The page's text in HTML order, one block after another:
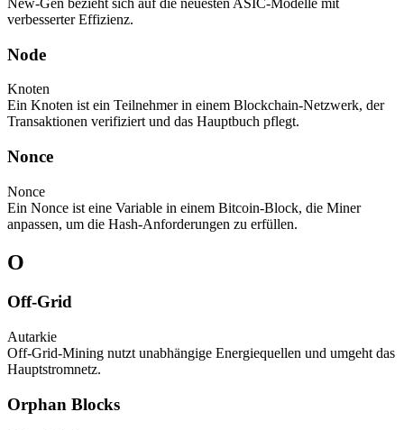
verbesserter Effizienz.
Node
Knoten
Ein Knoten ist ein Teilnehmer in einem Blockchain-Netzwerk, der
Transaktionen verifiziert und das Hauptbuch pflegt.
Nonce
Nonce
Ein Nonce ist eine Variable in einem Bitcoin-Block, die Miner
anpassen, um die Hash-Anforderungen zu erfüllen.
O
Off-Grid
Autarkie
Off-Grid-Mining nutzt unabhängige Energiequellen und umgeht das
Hauptstromnetz.
Orphan Blocks